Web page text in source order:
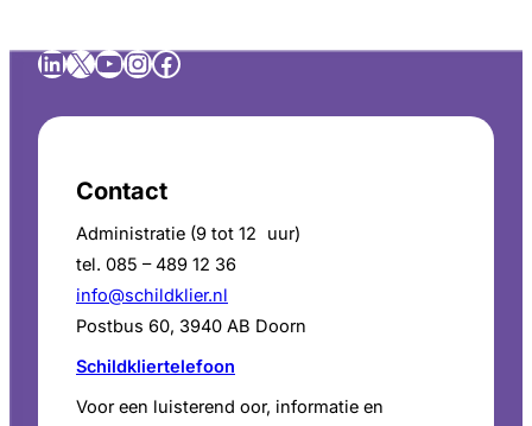
LinkedIn
X YouTube
Instagram
Facebook
Contact
Administratie (9 tot 12 uur)
tel. 085 – 489 12 36
info@schildklier.nl
Postbus 60, 3940 AB Doorn
Schildkliertelefoon
Voor een luisterend oor, informatie en